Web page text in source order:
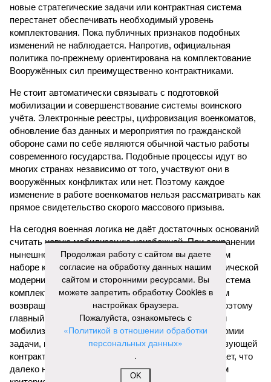
новые стратегические задачи или контрактная система
перестанет обеспечивать необходимый уровень
комплектования. Пока публичных признаков подобных
изменений не наблюдается. Напротив, официальная
политика по-прежнему ориентирована на комплектование
Вооружённых сил преимущественно контрактниками.
Не стоит автоматически связывать с подготовкой
мобилизации и совершенствование системы воинского
учёта. Электронные реестры, цифровизация военкоматов,
обновление баз данных и мероприятия по гражданской
обороне сами по себе являются обычной частью работы
современного государства. Подобные процессы идут во
многих странах независимо от того, участвуют они в
вооружённых конфликтах или нет. Поэтому каждое
изменение в работе военкоматов нельзя рассматривать как
прямое свидетельство скорого массового призыва.
На сегодня военная логика не даёт достаточных оснований
считать новую мобилизацию неизбежной. При сохранении
нынешнего характера боевых действий, стабильном
наборе контрактников и продолжающейся технологической
модернизации Вооружённых сил существующая система
комплектования выглядит более рациональной, чем
возвращение к массовому призыву резервистов. Поэтому
главный вопрос сегодня звучит иначе: не «будет ли
мобилизация после выборов?», а «появятся ли у армии
задачи, которые невозможно решить силами действующей
контрактной системы?». Однако практика показывает, что
далеко не всегда именно логика является основным
Продолжая работу с сайтом вы даете
согласие на обработку данных нашим
сайтом и сторонними ресурсами. Вы
можете запретить обработку Cookies в
настройках браузера.
Пожалуйста, ознакомьтесь с
«Политикой в отношении обработки
персональных данных»
.
OK